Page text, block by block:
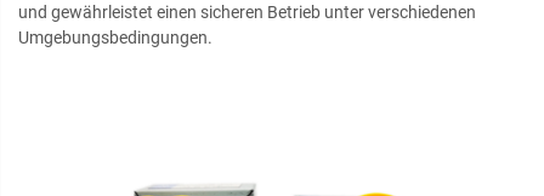
und gewährleistet einen sicheren Betrieb unter verschiedenen
Umgebungsbedingungen.